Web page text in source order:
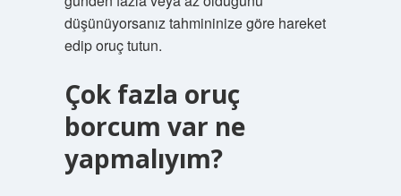
düşünüyorsanız tahmininize göre hareket
edip oruç tutun.
Çok fazla oruç
borcum var ne
yapmalıyım?